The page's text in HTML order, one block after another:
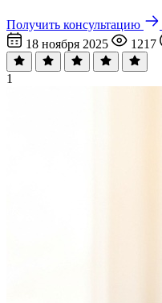
Получить консультацию
18 ноября 2025
1217
1